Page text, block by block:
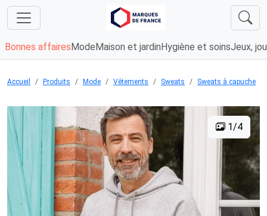
Bonnes affaires Mode Maison et jardin Hygiène et soinsJeux,
Accueil Produits Mode Vêtements Sweats Sweats à capuche
1/4